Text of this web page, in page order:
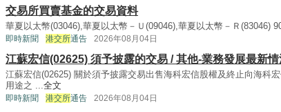
交易所買賣基金的交易資料
華夏以太幣(03046),華夏以太幣－Ｕ(09046),華夏以太幣－Ｒ(83046)
即時新聞 港交所通告 2026年08月04日
江蘇宏信(02625) 須予披露的交易 / 其他-業務發展最新情
江蘇宏信(02625) 關於須予披露交易出售海科宏信股權及終止向海科
用途之 ...全文
即時新聞 港交所通告 2026年08月04日